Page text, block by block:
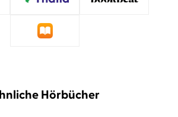
Hörbücher